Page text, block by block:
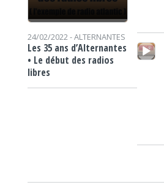
24/02/2022 -ALTERNANTES
Les 35 ans d’Alternantes
• Le début des radios
libres
Lecteur audio